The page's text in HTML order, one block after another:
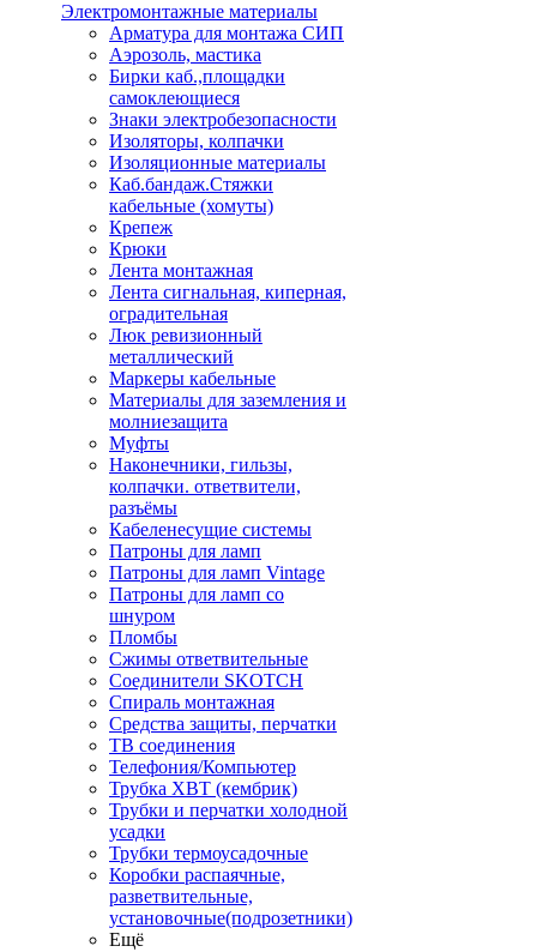
Электромонтажные материалы
Арматура для монтажа СИП
Аэрозоль, мастика
Бирки каб.,площадки
самоклеющиеся
Знаки электробезопасности
Изоляторы, колпачки
Изоляционные материалы
Каб.бандаж.Стяжки
кабельные (хомуты)
Крепеж
Крюки
Лента монтажная
Лента сигнальная, киперная,
оградительная
Люк ревизионный
металлический
Маркеры кабельные
Материалы для заземления и
молниезащита
Муфты
Наконечники, гильзы,
колпачки. ответвители,
разъёмы
Кабеленесущие системы
Патроны для ламп
Патроны для ламп Vintage
Патроны для ламп со
шнуром
Пломбы
Сжимы ответвительные
Соединители SKOTCH
Спираль монтажная
Средства защиты, перчатки
ТВ соединения
Телефония/Компьютер
Трубка ХВТ (кембрик)
Трубки и перчатки холодной
усадки
Трубки термоусадочные
Коробки распаячные,
разветвительные,
установочные(подрозетники)
Ещё